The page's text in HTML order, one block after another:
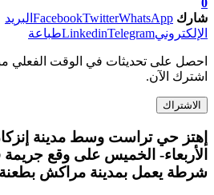
شارك
FacebookTwitterWhatsApp
البريد
الإلكتروني
LinkedinTelegram طباعة
احصل على تحديثات في الوقت الفعلي
اشترك الآن.
الاشتراك
إهتز حي تراست وسط مدينة
الأربعاء- الخميس على وقع
شرطة يعمل بمدينة مراكش